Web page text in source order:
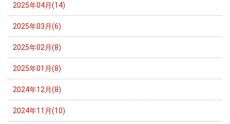
2025年04月(14)
2025年03月(6)
2025年02月(8)
2025年01月(8)
2024年12月(8)
2024年11月(10)